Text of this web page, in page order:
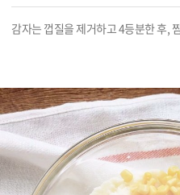
감자는 껍질을 제거하고 4등분한 후,